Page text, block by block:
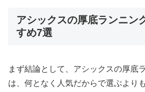
アシックスの厚底ランニン
すめ7選
まず結論として、アシックスの厚底
は、何となく人気だからで選ぶより